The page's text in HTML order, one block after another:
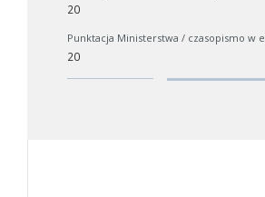
20
Punktacja Ministerstwa / czasopismo w
20